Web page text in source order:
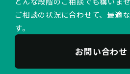
ご相談の状況に合わせて、最適
す。
お問い合わせ